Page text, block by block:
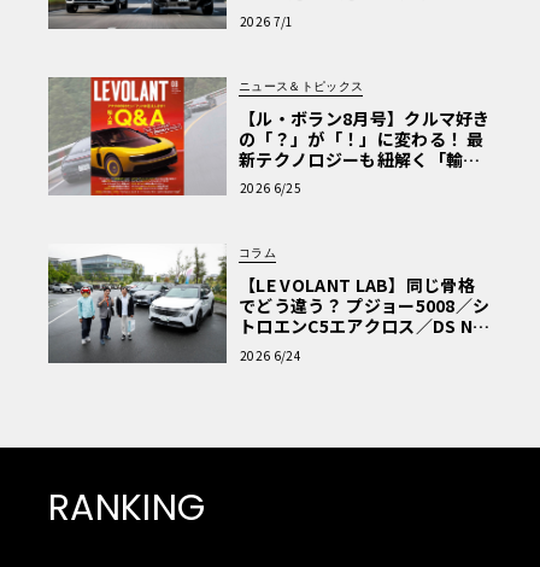
極的アプローチ」
2026 7/1
ニュース＆トピックス
【ル・ボラン8月号】クルマ好き
の「？」が「！」に変わる！ 最
新テクノロジーも紐解く「輸入
車Q&A」
2026 6/25
コラム
【LE VOLANT LAB】同じ骨格
でどう違う？ プジョー5008／シ
トロエンC5エアクロス／DS Nº4
読者一気乗りレポート
2026 6/24
RANKING